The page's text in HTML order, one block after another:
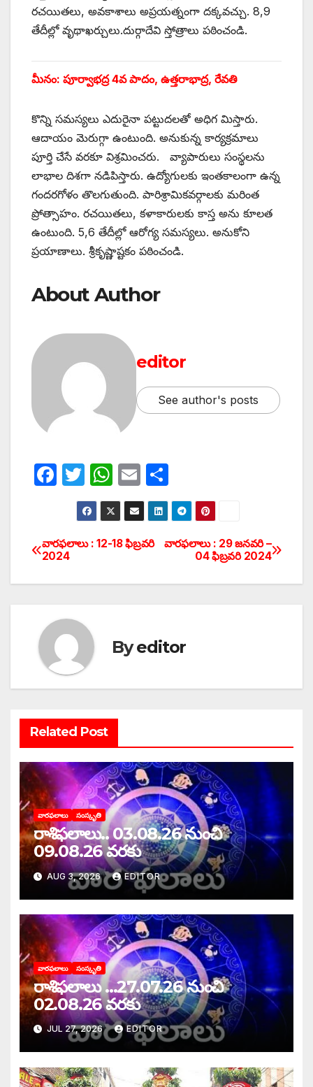
రచయితలు, అవకాశాలు అప్రయత్నంగా దక్కవచ్చు. 8,9
తేదీల్లో వృథాఖర్చులు.దుర్గాదేవి స్తోత్రాలు పఠించండి.
మీనం: పూర్వాభద్ర 4వ పాదం, ఉత్తరాభాద్ర, రేవతి
కొన్ని సమస్యలు ఎదురైనా పట్టుదలతో అధిగ మిస్తారు.
ఆదాయం మెరుగ్గా ఉంటుంది. అనుకున్న కార్యక్రమాలు
పూర్తి చేసే వరకూ విశ్రమించరు. వ్యాపారులు సంస్థలను
లాభాల దిశగా నడిపిస్తారు. ఉద్యోగులకు ఇంతకాలంగా ఉన్న
గందరగోళం తొలగుతుంది. పారిశ్రామికవర్గాలకు మరింత
ప్రోత్సాహం. రచయితలు, కళాకారులకు కాస్త అను కూలత
ఉంటుంది. 5,6 తేదీల్లో ఆరోగ్య సమస్యలు. అనుకోని
ప్రయాణాలు. శ్రీకృష్ణాష్టకం పఠించండి.
About Author
editor
See author's posts
F
e
b
o
k
T
w
itt
er
W
h
at
s
p
E
m
ail
h
ar
e
Post
navigation
వారఫలాలు : 29 జనవరి –
04 ఫిబ్రవరి 2024
వారఫలాలు : 12-18 ఫిబ్రవరి
2024
Byeditor
Related Post
వారఫలాలు సంస్కృతి
రాశిఫలాలు.. 03.08.26 నుంచి
09.08.26 వరకు
AUG 3, 2026 EDITOR
వారఫలాలు సంస్కృతి
రాశిఫలాలు …27.07.26 నుంచి
02.08.26 వరకు
JUL 27, 2026 EDITOR